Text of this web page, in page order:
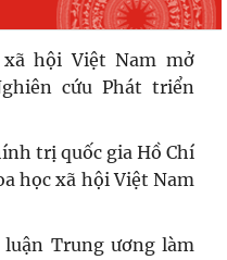
hội Việt Nam mở
cứu Phát triển
trị quốc gia Hồ Chí
học xã hội Việt Nam
Trung ương làm